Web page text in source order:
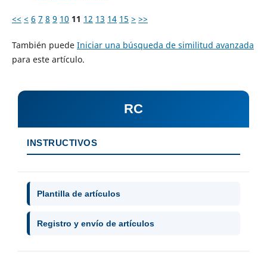
<< < 6 7 8 9 10 11 12 13 14 15 > >>
También puede Iniciar una búsqueda de similitud avanzada
para este artículo.
RC
INSTRUCTIVOS
Plantilla de artículos
Registro y envío de artículos